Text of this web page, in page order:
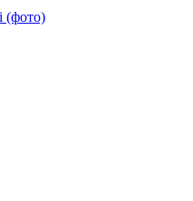
(фото)